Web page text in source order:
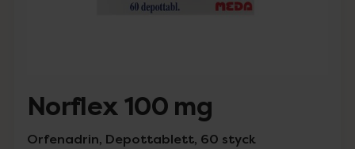
Norflex 100 mg
Orfenadrin, Depottablett, 60 styck